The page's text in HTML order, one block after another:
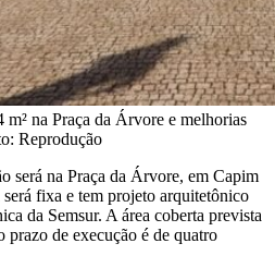
na Praça da Árvore e melhorias
Reprodução
será na Praça da Árvore, em Capim
fixa e tem projeto arquitetônico
da Semsur. A área coberta prevista
prazo de execução é de quatro